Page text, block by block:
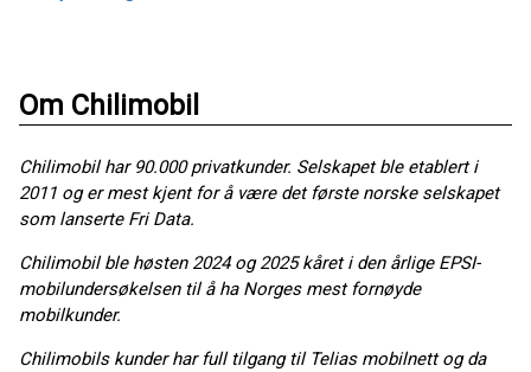
Om Chilimobil
Chilimobil har 90.000 privatkunder. Selskapet ble etablert i
2011 og er mest kjent for å være det første norske selskapet
som lanserte Fri Data.
Chilimobil ble høsten 2024 og 2025 kåret i den årlige EPSI-
mobilundersøkelsen til å ha Norges mest fornøyde
mobilkunder.
Chilimobils kunder har full tilgang til Telias mobilnett og da